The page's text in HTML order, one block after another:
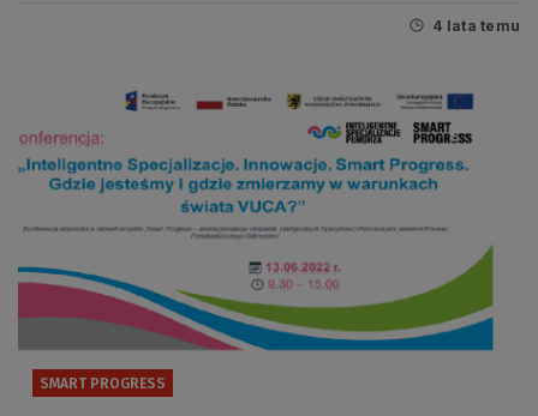
za nami konferencja ekspercka w ramach
4 lata temu
SMART PROGRESS